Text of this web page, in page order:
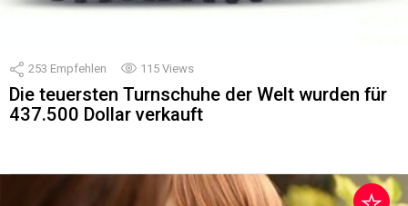
253 Empfehlen 115 Views
Die teuersten Turnschuhe der Welt wurden für
437.500 Dollar verkauft